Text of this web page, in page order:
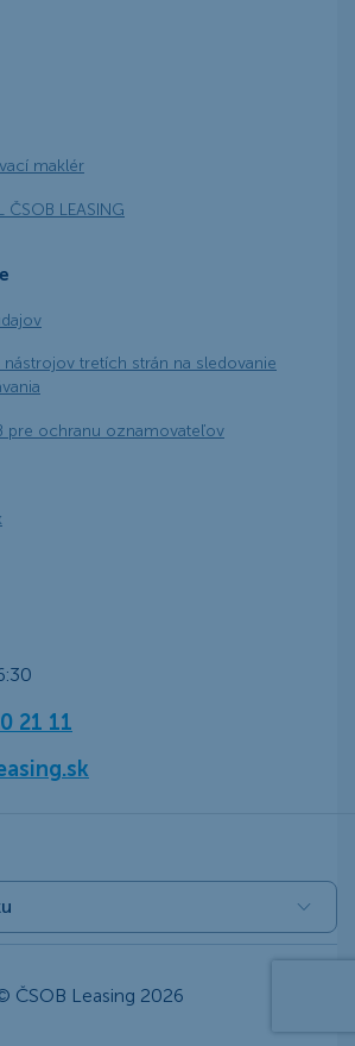
maklér
ČSOB LEASING
tretích strán na sledovanie
pre ochranu oznamovateľov
21 11
ČSOB Leasing 2026